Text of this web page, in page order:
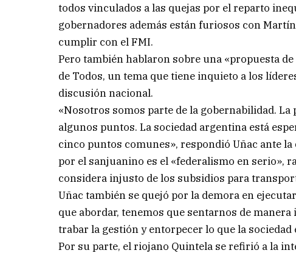
todos vinculados a las quejas por el reparto
gobernadores además están furiosos con
cumplir con el FMI.
Pero también hablaron sobre una «propuesta
de Todos, un tema que tiene inquieto a los
discusión nacional.
«Nosotros somos parte de la gobernabilidad.
algunos puntos. La sociedad argentina está
cinco puntos comunes», respondió Uñac ante
por el sanjuanino es el «federalismo en serio»,
considera injusto de los subsidios para
Uñac también se quejó por la demora en
que abordar, tenemos que sentarnos de
trabar la gestión y entorpecer lo que la sociedad
Por su parte, el riojano Quintela se refirió a la